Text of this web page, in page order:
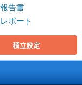
告書
ポート
積立設定